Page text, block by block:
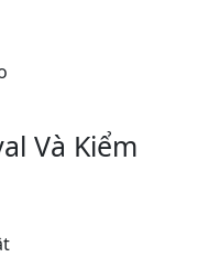
Và Kiểm